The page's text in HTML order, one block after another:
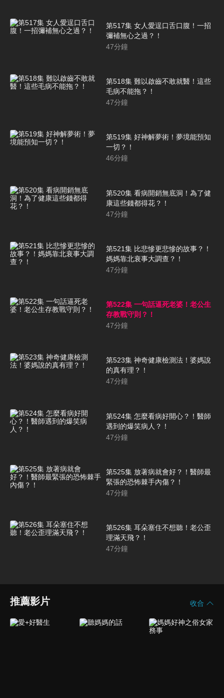
第517集 女人愛逞口舌口腹！一招
彌補無心之過？！
47分鐘
第518集 難以啟齒不敢就醫！這些
毛病不能拖？！
47分鐘
第519集 好神解夢術！夢境能預知
一切？！
46分鐘
第520集 看病開銷無底洞！為了健
康這些錢都得花？！
47分鐘
第521集 比悲慘更悲慘的故事？！
媽媽靠北衰事大調查？！
47分鐘
第522集 一句話逼死老婆！老公生
存教戰守則？！
47分鐘
第523集 神奇健康檢測法！婆媽說
的真有理？！
47分鐘
第524集 怎麼看病好開心？！醫師
遇到的爆笑病人？！
47分鐘
第525集 放著病就會好？！醫師最
緊張的恐怖棘手內傷？！
47分鐘
第526集 耳朵塞住不想聽！老公歪
理滿天飛？！
47分鐘
推薦影片 收合